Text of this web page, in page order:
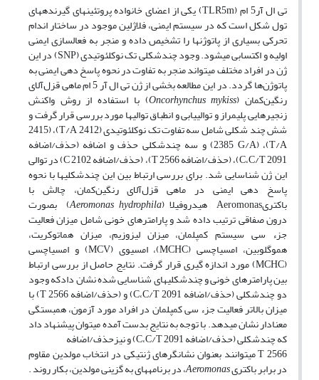
تی ال آر5 ام (TLR5m) یکی از اعضای خانواده پروتئین­های گیرنده­های
تول شکل است که در سیستم ایمنی، فلاژلین موجود در ساختار اندام
تحرکی بسیاری از پاتوژن­ها را تشخیص داده و منجر به فعالسازی ایمنی
اولیه و اکتسابی می­شود. وجود چندشکلی تک نوکلئوتیدی (SNP) در این
ژن در افراد مختلف می­تواند منجر به تفاوت در نحوه پاسخ دهی ایمنی به
پاتوژن‌ها گردد. در این مطالعه بخشی از ژن تی ال آر 5 ام ماهی قزل‌آلای
رنگین‌کمان (Oncorhynchus mykiss) با استفاده از روش واکنش
زنجیره­ایی پلیمراز و توالی­یابی و انطباق توالی­ها مورد بررسی قرار گرفت و
شش چند شکلی شامل سه تفاوت تک نوکلئوتیدی (2412 T/A)، (2415
T/A)، (2385 G/A) و سه چندشکلی حذف و اضافه (حذف/اضافه
C،C/T 2091)، (حذف/اضافه T 2566)، (حذف/اضافه C 2102) در توالی
این ژن شناسایی شد. برای بررسی ارتباط بین این چندشکلی­ها با نحوه
پاسخ دهی ایمنی در ماهی قزل‌آلای رنگین‌کمان، چالش با
باکتریAeromonas هیدروفیلا ( Aeromonas hydrophila) بصورت
درون صفاقی ترتیب داده شد و پارامترهای خونی شامل میزان فعالیت
جزء سی سیستم کمپلمان، میزان لیزوزیم، میزان هماتوکریت،
هموگلوبین، ام­سی­اچ­سی (MCHC)، ام­سی­وی (MCV) و ام­سی­اچ­سی
(MCHC) مورد اندازه گیری قرار گرفت. نتایج حاصل از بررسی ارتباط
بین پارامترهای خونی و چندشکلی­های شناسایی شده نشان دادکه وجود
دو چندشکلی (حذف/اضافه C،C/T 2091) و (حذف/اضافه T 2566) با
میزان بالاتر فعالیت جزء سی کمپلمان در افراد مورد آزمون، همبستگی
معنادار نشان می­دهد. با توجه به نتایج بدست آمده می­توان پیشنهاد داد
که چندشکلی (حذف/اضافه C،C/T 2091) و نیزحذف/اضافه
T 2566 می­توانند بعنوان نشانگر­های ژنتیکی در انتخاب مولدین مقاوم
در برابر باکتریAeromonas، در برنامه­های به گزینی مولدین، بکار روند .